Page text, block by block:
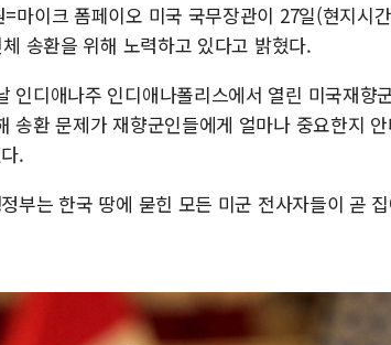
마이크 폼페이오 미국 국무장관이 27일(현지시
송환을 위해 노력하고 있다고 밝혔다.
인디애나주 인디애나폴리스에서 열린 미국재향
송환 문제가 재향군인들에게 얼마나 중요한지
.
부는 한국 땅에 묻힌 모든 미군 전사자들이 곧